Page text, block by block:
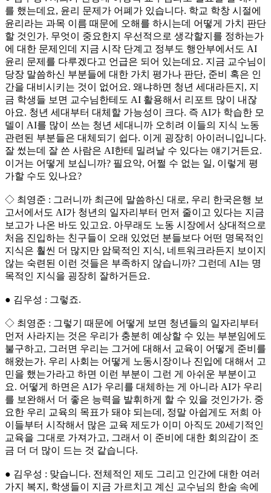
를 했는데요, 윤리 문제가 어폐가 있습니다. 학교 학창 시절에
윤리라는 과목 이름 때문에 오해를 하시는데 어떻게 가치 판단
할 것인가. 무엇이 중요한지 우선적으로 생각할지를 정하는가
에 대한 문제인데 지금 시작 단계고 정부도 행안부에서도 AI
윤리 문제를 다루겠다고 언급은 되어 있는데요. 지금 교수님이
당장 말씀하신 부분들에 대한 가치 평가나 판단, 준비 혹은 인
간을 대비시키는 것이 없어요. 왜냐하면 청년 세대라든지, 지
금 학생들 보면 교수님한테도 AI 활용해서 리포트 많이 내잖
아요. 청년 세대부터 대체할 가능성이 크다. 즉 AI가 학습한 모
델이 AI를 많이 쓰는 청년 세대니까 오히려 이들의 지식 노동
관련된 부분들은 대체되기 쉽다. 이게 굉장히 아이러니입니다.
잘 썼는데 잘 쓴 사람은 AI한테 밀려날 수 있다는 얘기거든요.
이거는 어떻게 보십니까? 필요악, 어쩔 수 없는 일, 이렇게 평
가할 수도 있나요?
◇ 최영준 : 그러니까 최근에 말씀하신 대로, 우리 한국은행 보
고서에서도 AI가 청년의 일자리부터 먼저 줄이고 있다는 지금
보고가 나온 바도 있고요. 아무래도 노동 시장에서 상대적으로
처음 진입하는 친구들이 오래 있었던 분들보다 어떤 명목적인
지식은 훨씬 더 많지만 암묵적인 지식, 네트워크라든지 보이지
않는 숙련된 이런 것들은 부족하지 않습니까? 그런데 AI는 명
목적인 지식을 굉장히 잘하거든요.
● 김우성 : 그렇죠.
◇ 최영준 : 그렇기 때문에 어떻게 보면 청년들의 일자리부터
먼저 사라지는 것은 우리가 충분히 예상할 수 있는 부분임에도
불구하고, 그러면 우리는 그거에 대해서 교육이 어떻게 준비를
해왔는가. 우리 사회는 어떻게 노동시장이나 진입에 대해서 고
민을 했는가라고 하면 이런 부분이 그런 게 아쉬운 부분이고
요. 어떻게 하면은 AI가 우리를 대체하는 게 아니라 AI가 우리
를 보완해서 더 좋은 능력을 발휘하게 할 수 있을 것인가가. 중
요한 우리 교육의 목표가 돼야 되는데, 정말 아쉽게도 저희 아
이들부터 시작해서 많은 교육 제도가 이미 아직도 20세기적인
교육을 그대로 가져가고, 그래서 이 준비에 대한 회의감이 조
금 더 더 많이 드는 것 같습니다.
● 김우성 : 맞습니다. 전체적인 제도 그리고 인간에 대한 여러
가지 복지, 학생들이 지금 가르치고 계신 교수님의 한숨 속에